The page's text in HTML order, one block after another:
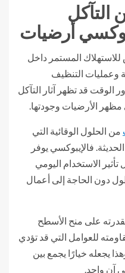
التآكل
أرضيات
المستمر داخل
وعمليات التنظيف
الوقت قد تظهر آثار التآكل
مظهر الأرضيات وجودتها.
من الحلول الوقائية التي
فالإيبوكسي يوفر
الاستخدام اليومي
دون الحاجة إلى أعمال
على منح الأسطح
للعوامل التي قد تؤدي
يجعله خيارًا يجمع بين
آن واحد.